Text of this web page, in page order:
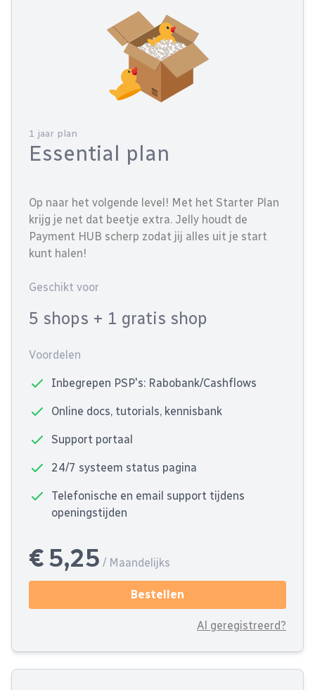
1 jaar plan
Essential plan
Op naar het volgende level! Met het Starter Plan
krijg je net dat beetje extra. Jelly houdt de
Payment HUB scherp zodat jij alles uit je start
kunt halen!
Geschikt voor
5 shops + 1 gratis shop
Voordelen
Inbegrepen PSP's: Rabobank/Cashflows
Online docs, tutorials, kennisbank
Support portaal
24/7 systeem status pagina
Telefonische en email support tijdens
openingstijden
€ 5,25 / Maandelijks
Bestellen
Al geregistreerd?